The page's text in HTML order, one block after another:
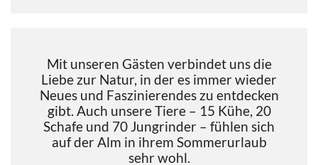
Mit unseren Gästen verbindet uns die
Liebe zur Natur, in der es immer wieder
Neues und Faszinierendes zu entdecken
gibt. Auch unsere Tiere – 15 Kühe, 20
Schafe und 70 Jungrinder – fühlen sich
auf der Alm in ihrem Sommerurlaub
sehr wohl.